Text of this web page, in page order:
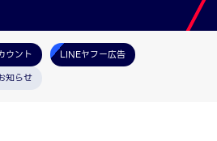
ウント
LINEヤフー広告
知らせ